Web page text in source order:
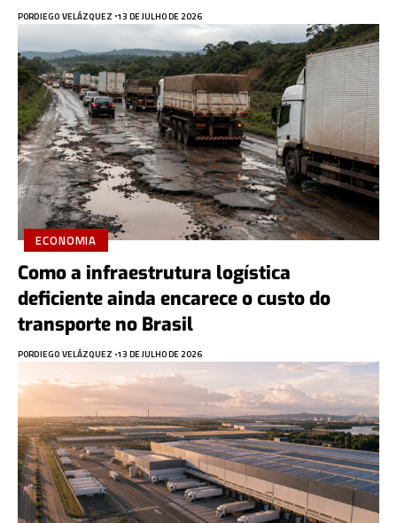
PORDIEGO VELÁZQUEZ 13 DE JULHO DE 2026
ECONOMIA
Como a infraestrutura logística
deficiente ainda encarece o custo do
transporte no Brasil
PORDIEGO VELÁZQUEZ 13 DE JULHO DE 2026